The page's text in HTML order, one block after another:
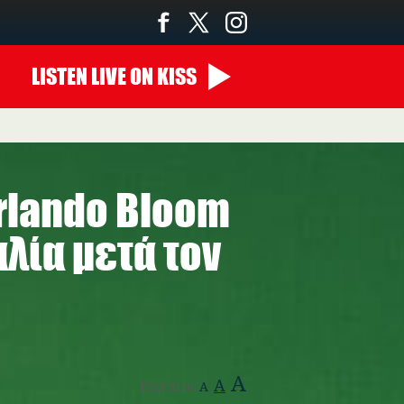
LISTEN LIVEON KISS
Bloom
μετά τον
Text Size: A A A